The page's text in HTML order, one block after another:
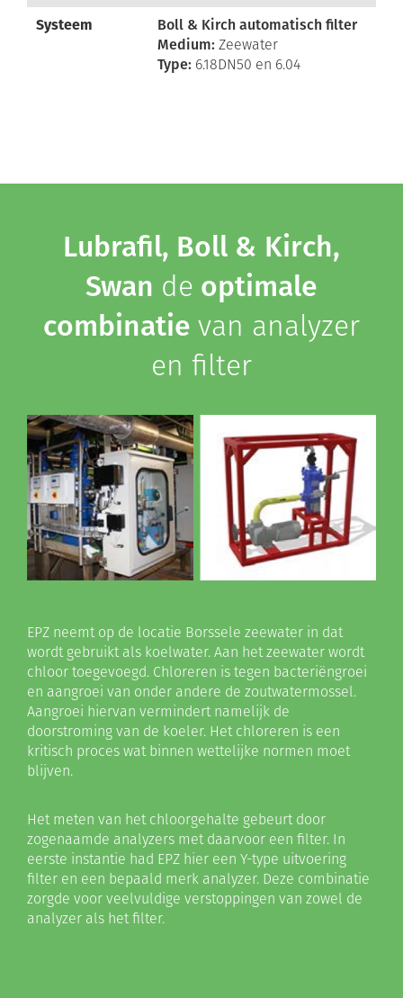
Systeem
Boll & Kirch automatisch filter
Medium: Zeewater
Type: 6.18DN50 en 6.04
Lubrafil, Boll & Kirch,
Swan de optimale
combinatie van analyzer
en filter
EPZ neemt op de locatie Borssele zeewater in dat
wordt gebruikt als koelwater. Aan het zeewater wordt
chloor toegevoegd. Chloreren is tegen bacteriëngroei
en aangroei van onder andere de zoutwatermossel.
Aangroei hiervan vermindert namelijk de
doorstroming van de koeler. Het chloreren is een
kritisch proces wat binnen wettelijke normen moet
blijven.
Het meten van het chloorgehalte gebeurt door
zogenaamde analyzers met daarvoor een filter. In
eerste instantie had EPZ hier een Y-type uitvoering
filter en een bepaald merk analyzer. Deze combinatie
zorgde voor veelvuldige verstoppingen van zowel de
analyzer als het filter.